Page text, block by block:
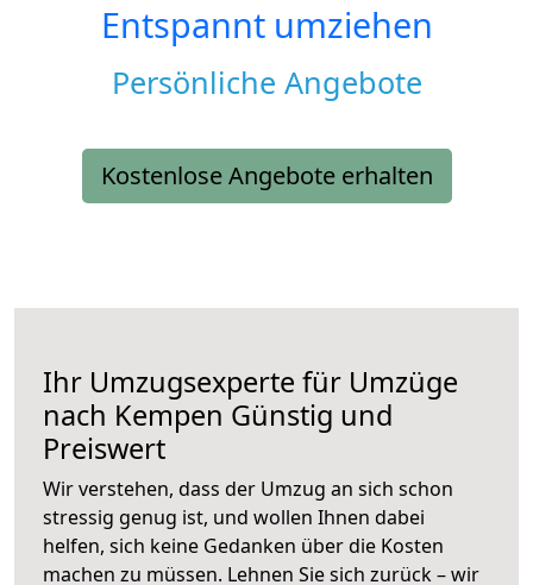
Entspannt umziehen
Persönliche Angebote
Kostenlose Angebote erhalten
Ihr Umzugsexperte für Umzüge
nach Kempen Günstig und
Preiswert
Wir verstehen, dass der Umzug an sich schon
stressig genug ist, und wollen Ihnen dabei
helfen, sich keine Gedanken über die Kosten
machen zu müssen. Lehnen Sie sich zurück – wir